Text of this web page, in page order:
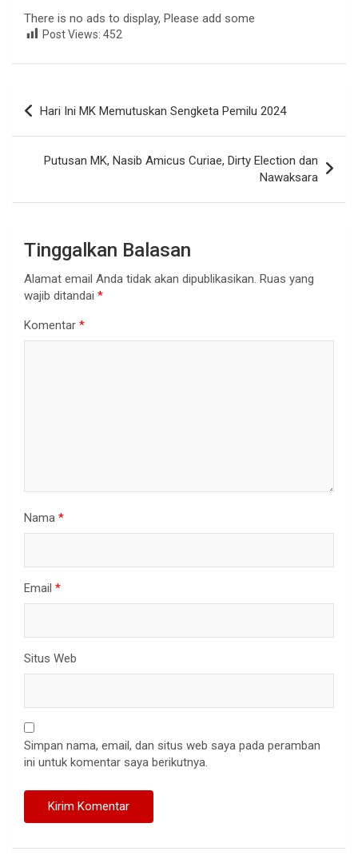
There is no ads to display, Please add some
Post Views: 452
Navigasi
pos
Hari Ini MK Memutuskan Sengketa Pemilu 2024
Putusan MK, Nasib Amicus Curiae, Dirty Election dan
Nawaksara
Tinggalkan Balasan
Alamat email Anda tidak akan dipublikasikan. Ruas yang
wajib ditandai *
Komentar *
Nama *
Email *
Situs Web
Simpan nama, email, dan situs web saya pada peramban
ini untuk komentar saya berikutnya.